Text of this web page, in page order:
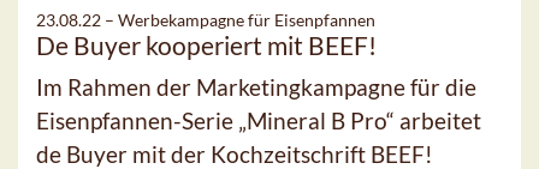
23.08.22 – Werbekampagne für Eisenpfannen
De Buyer kooperiert mit BEEF!
Im Rahmen der Marketingkampagne für die
Eisenpfannen-Serie „Mineral B Pro“ arbeitet
de Buyer mit der Kochzeitschrift BEEF!